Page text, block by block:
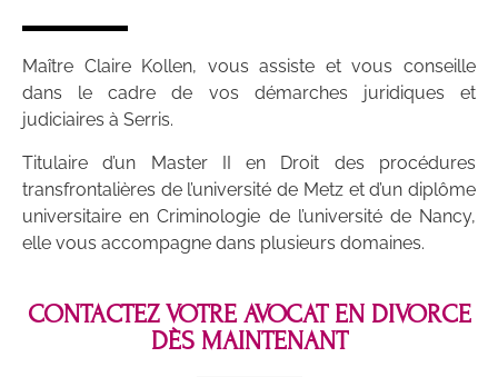
Maître Claire Kollen, vous assiste et vous conseille
dans le cadre de vos démarches juridiques et
judiciaires à Serris.
Titulaire d’un Master II en Droit des procédures
transfrontalières de l’université de Metz et d’un diplôme
universitaire en Criminologie de l’université de Nancy,
elle vous accompagne dans plusieurs domaines.
CONTACTEZ VOTRE AVOCAT EN DIVORCE
DÈS MAINTENANT